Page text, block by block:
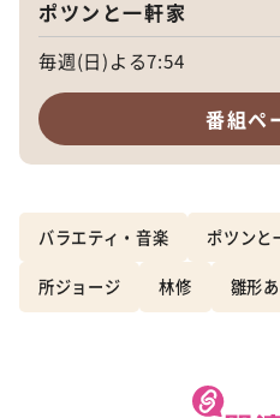
ポツンと一軒家
毎週(日)よる7:54
番組ペ
バラエティ・音楽 ポツンと
所ジョージ 林修 雛形